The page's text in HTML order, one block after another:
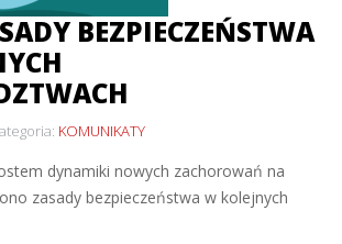
BEZPIECZEŃSTWA
KOMUNIKATY
dynamiki nowych zachorowań na
zasady bezpieczeństwa w kolejnych